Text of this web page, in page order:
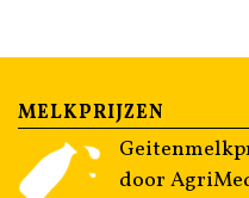
MELKPRIJZEN
door